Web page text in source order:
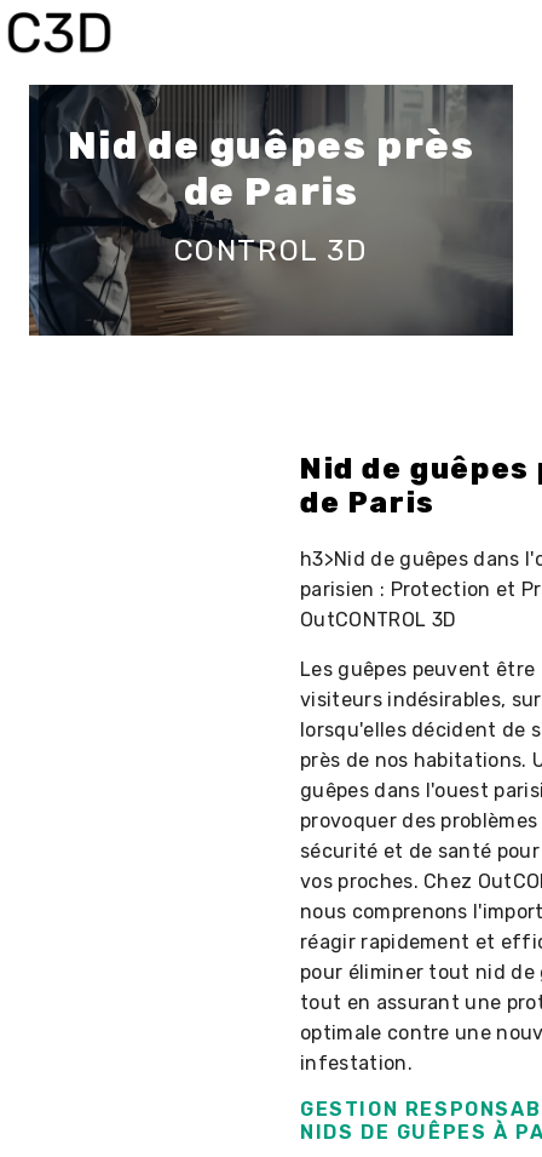
Nid de guêpes près
de Paris
CONTROL 3D
Nid de guêpes
de Paris
h3>Nid de guêpes dans
parisien : Protection et
OutCONTROL 3D
Les guêpes peuvent être
visiteurs indésirables,
lorsqu'elles décident de
près de nos habitations.
guêpes dans l'ouest
provoquer des problèmes
sécurité et de santé
vos proches. Chez
nous comprenons
réagir rapidement et
pour éliminer tout nid de
tout en assurant une
optimale contre une
infestation.
GESTION
NIDS DE GUÊPES À
Panneau de gestion des cookies